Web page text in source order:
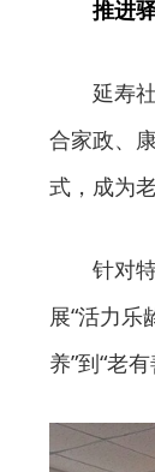
推进
延寿
合家政、
式，成为
针对
展“活力乐
养”到“老